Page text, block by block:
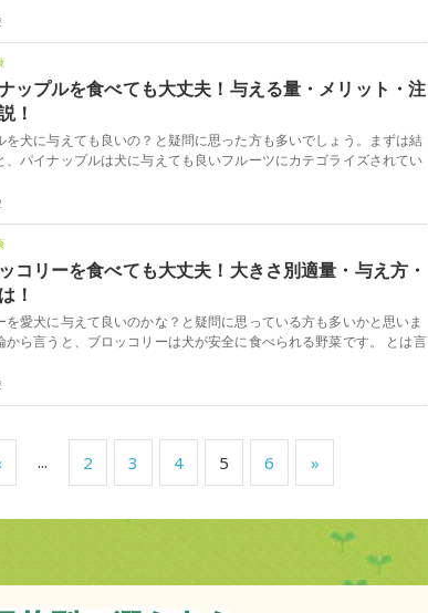
ップルを食べても大丈夫！与える量・メリット・注
！
を犬に与えても良いの？と疑問に思った方も多いでしょう。まずは結
、パイナップルは犬に与えても良いフルーツにカテゴライズされてい
コリーを食べても大丈夫！大きさ別適量・与え方・
！
を愛犬に与えて良いのかな？と疑問に思っている方も多いかと思いま
から言うと、ブロッコリーは犬が安全に食べられる野菜です。 とは言
... 2 3 4 5 6 »